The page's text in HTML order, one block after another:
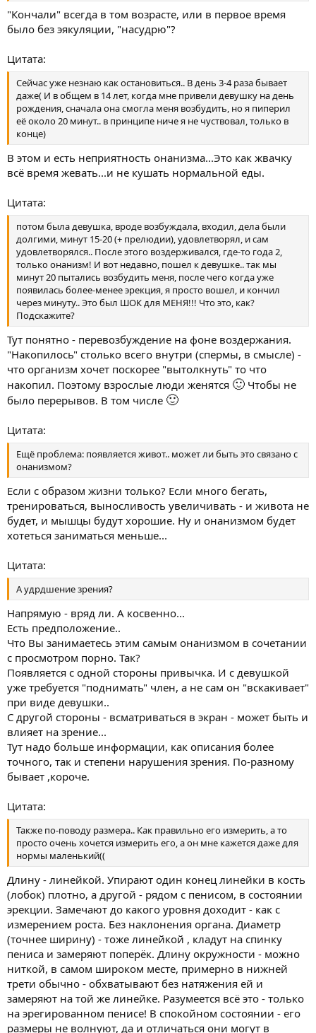
"Кончали" всегда в том возрасте, или в первое время
было без эякуляции, "насудрю"?
Цитата:
Сейчас уже незнаю как остановиться.. В день 3-4 раза бывает
даже( И в общем в 14 лет, когда мне привели девушку на день
рождения, сначала она смогла меня возбудить, но я пиперил
её около 20 минут.. в принципе ниче я не чуствовал, только в
конце)
В этом и есть неприятность онанизма...Это как жвачку
всё время жевать...и не кушать нормальной еды.
Цитата:
потом была девушка, вроде возбуждала, входил, дела были
долгими, минут 15-20 (+ прелюдии), удовлетворял, и сам
удовлетворялся.. После этого воздерживался, где-то года 2,
только онанизм! И вот недавно, пошел к девушке.. так мы
минут 20 пытались возбудить меня, после чего когда уже
появилась более-менее эрекция, я просто вошел, и кончил
через минуту.. Это был ШОК для МЕНЯ!!! Что это, как?
Подскажите?
Тут понятно - перевозбуждение на фоне воздержания.
"Накопилось" столько всего внутри (спермы, в смысле) -
что организм хочет поскорее "вытолкнуть" то что
накопил. Поэтому взрослые люди женятся 🙂 Чтобы не
было перерывов. В том числе 🙂
Цитата:
Ещё проблема: появляется живот.. может ли быть это связано с
онанизмом?
Если с образом жизни только? Если много бегать,
тренироваться, выносливость увеличивать - и живота не
будет, и мышцы будут хорошие. Ну и онанизмом будет
хотеться заниматься меньше...
Цитата:
А удрдшение зрения?
Напрямую - вряд ли. А косвенно...
Есть предположение..
Что Вы занимаетесь этим самым онанизмом в сочетании
с просмотром порно. Так?
Появляется с одной стороны привычка. И с девушкой
уже требуется "поднимать" член, а не сам он "вскакивает"
при виде девушки..
С другой стороны - всматриваться в экран - может быть и
влияет на зрение...
Тут надо больше информации, как описания более
точного, так и степени нарушения зрения. По-разному
бывает ,короче.
Цитата:
Также по-поводу размера.. Как правильно его измерить, а то
просто очень хочется измерить его, а он мне кажется даже для
нормы маленький((
Длину - линейкой. Упирают один конец линейки в кость
(лобок) плотно, а другой - рядом с пенисом, в состоянии
эрекции. Замечают до какого уровня доходит - как с
измерением роста. Без наклонения органа. Диаметр
(точнее ширину) - тоже линейкой , кладут на спинку
пениса и замеряют поперёк. Длину окружности - можно
ниткой, в самом широком месте, примерно в нижней
трети обычно - обхватывают без натяжения ей и
замеряют на той же линейке. Разумеется всё это - только
на эрегированном пенисе! В спокойном состоянии - его
размеры не волнуют, да и отличаться они могут в